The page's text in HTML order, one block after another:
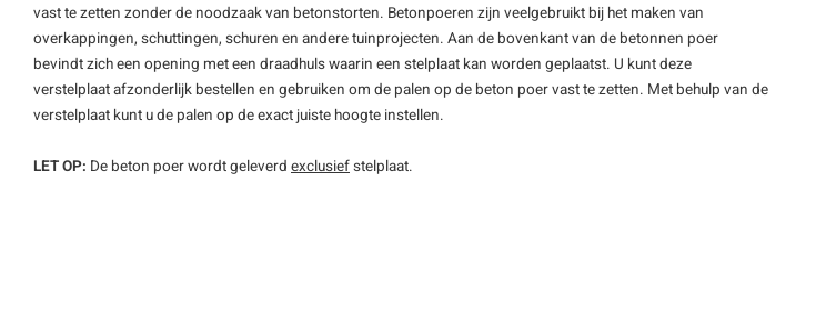
vast te zetten zonder de noodzaak van betonstorten. Betonpoeren zijn veelgebruikt bij het maken van
overkappingen, schuttingen, schuren en andere tuinprojecten. Aan de bovenkant van de betonnen poer
bevindt zich een opening met een draadhuls waarin een stelplaat kan worden geplaatst. U kunt deze
verstelplaat afzonderlijk bestellen en gebruiken om de palen op de beton poer vast te zetten. Met behulp van de
verstelplaat kunt u de palen op de exact juiste hoogte instellen.
LET OP: De beton poer wordt geleverd exclusiefstelplaat.